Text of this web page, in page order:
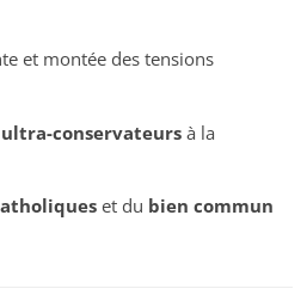
et montée des tensions
ultra-conservateursà la
et du bien commun